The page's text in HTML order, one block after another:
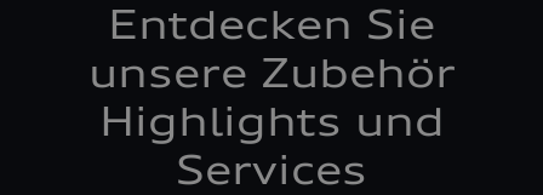
Entdecken Sie
unsere Zubehör
Highlights und
Services